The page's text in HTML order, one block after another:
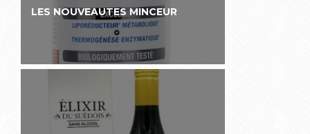
LES NOUVEAUTES MINCEUR